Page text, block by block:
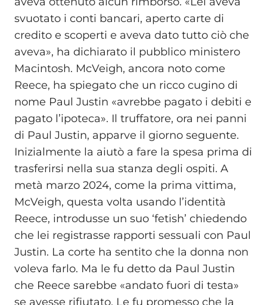
svuotato i conti bancari, aperto carte di
credito e scoperti e aveva dato tutto ciò che
aveva», ha dichiarato il pubblico ministero
Macintosh. McVeigh, ancora noto come
Reece, ha spiegato che un ricco cugino di
nome Paul Justin «avrebbe pagato i debiti e
pagato l’ipoteca». Il truffatore, ora nei panni
di Paul Justin, apparve il giorno seguente.
Inizialmente la aiutò a fare la spesa prima di
trasferirsi nella sua stanza degli ospiti. A
metà marzo 2024, come la prima vittima,
McVeigh, questa volta usando l’identità
Reece, introdusse un suo ‘fetish’ chiedendo
che lei registrasse rapporti sessuali con Paul
Justin. La corte ha sentito che la donna non
voleva farlo. Ma le fu detto da Paul Justin
che Reece sarebbe «andato fuori di testa»
se avesse rifiutato. Le fu promesso che la